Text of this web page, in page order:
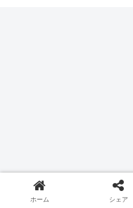
ホーム シェア